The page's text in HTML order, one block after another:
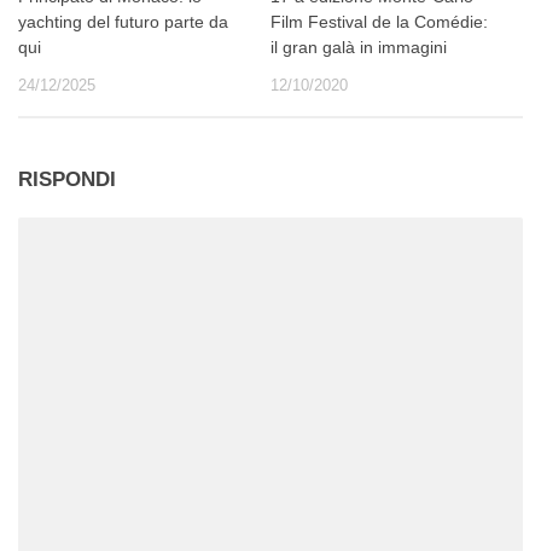
yachting del futuro parte da
qui
24/12/2025
Film Festival de la Comédie:
il gran galà in immagini
12/10/2020
RISPONDI